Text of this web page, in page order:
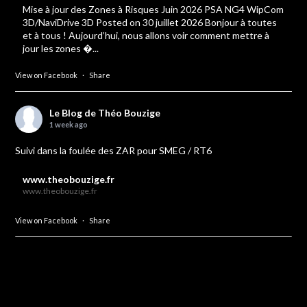
Mise à jour des Zones à Risques Juin 2026 PSA NG4 WipCom
3D/NaviDrive 3D Posted on 30 juillet 2026 Bonjour à toutes
et à tous ! Aujourd’hui, nous allons voir comment mettre à
jour les zones �...
View on Facebook · Share
Le Blog de Théo Bouzige
1 week ago
Suivi dans la foulée des ZAR pour SMEG / RT6
www.theobouzige.fr
www.theobouzige.fr
View on Facebook · Share